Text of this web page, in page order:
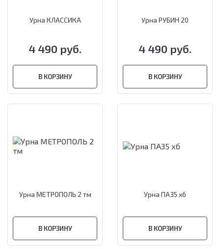
Урна КЛАССИКА
4 490 руб.
В КОРЗИНУ
Урна РУБИН 20
4 490 руб.
В КОРЗИНУ
Урна МЕТРОПОЛЬ 2 тм
В КОРЗИНУ
Урна ПА35 хб
В КОРЗИНУ